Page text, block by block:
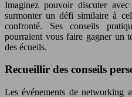
Imaginez pouvoir discuter
surmonter un défi similaire à
confronté. Ses conseils
pourraient vous faire gagner un
des écueils.
Recueillir des conseils
Les événements de networking